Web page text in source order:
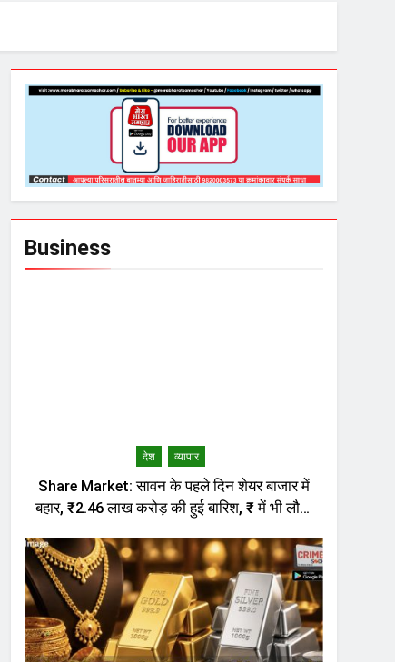
Business
देश व्यापार
Share Market: सावन के पहले दिन शेयर बाजार में
बहार, ₹2.46 लाख करोड़ की हुई बारिश, ₹ में भी लौटी